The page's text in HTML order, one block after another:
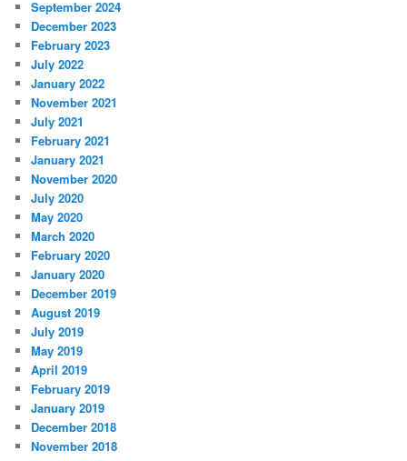
September 2024
December 2023
February 2023
July 2022
January 2022
November 2021
July 2021
February 2021
January 2021
November 2020
July 2020
May 2020
March 2020
February 2020
January 2020
December 2019
August 2019
July 2019
May 2019
April 2019
February 2019
January 2019
December 2018
November 2018